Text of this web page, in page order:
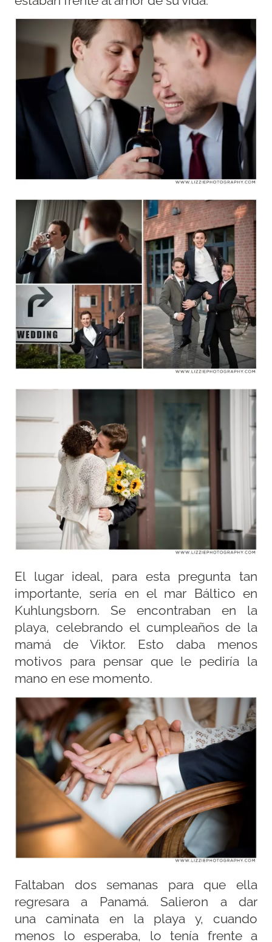
El lugar ideal, para esta pregunta tan
importante, sería en el mar Báltico en
Kuhlungsborn. Se encontraban en la
playa, celebrando el cumpleaños de la
mamá de Viktor. Esto daba menos
motivos para pensar que le pediría la
mano en ese momento.
Faltaban dos semanas para que ella
regresara a Panamá. Salieron a dar
una caminata en la playa y, cuando
menos lo esperaba, lo tenía frente a